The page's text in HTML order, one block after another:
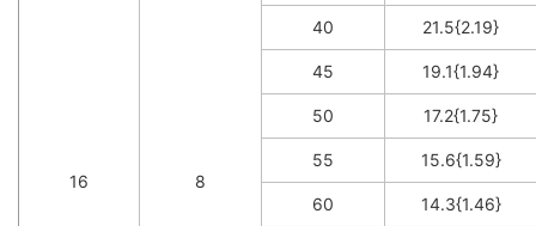
16 8
40 21.5{2.19}
45 19.1{1.94}
50 17.2{1.75}
55 15.6{1.59}
60 14.3{1.46}